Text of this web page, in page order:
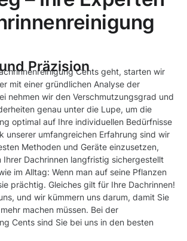
PräzisionCents geht, starten wir
mit einer gründlichen Analyse der
nehmen wir den Verschmutzungsgrad und
genau unter die Lupe, um die
optimal auf Ihre individuellen Bedürfnisse
unserer umfangreichen Erfahrung sind wir
Methoden und Geräte einzusetzen,
Ihrer Dachrinnen langfristig sichergestellt
im Alltag: Wenn man auf seine Pflanzen
prächtig. Gleiches gilt für Ihre Dachrinnen!
und wir kümmern uns darum, damit Sie
machen müssen. Bei der
Cents sind Sie bei uns in den besten